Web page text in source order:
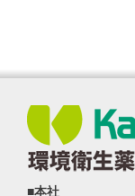
■本社